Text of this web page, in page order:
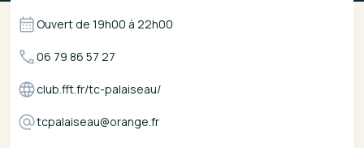
Ouvert de19h00 à22h00
06 79 86 57 27
club.fft.fr/tc-palaiseau/
tcpalaiseau@orange.fr